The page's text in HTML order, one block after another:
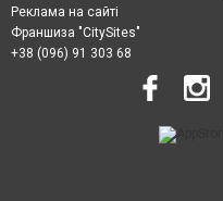
Реклама на сайті
Франшиза "CitySites"
+38 (096) 91 303 68